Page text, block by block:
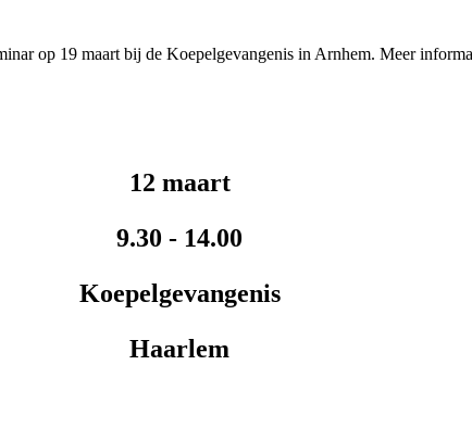
op 19 maart bij de Koepelgevangenis in Arnhem. Meer
12 maart
9.30 - 14.00
Koepelgevangenis
Haarlem